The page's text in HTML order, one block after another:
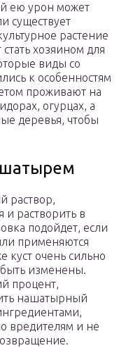
ею урон может
существует
растение
хозяином для
виды со
к особенностям
проживают на
огурцах, а
деревья, чтобы
раствор,
и растворить в
подойдет, если
применяются
куст очень сильно
изменены.
процент,
нашатырный
вредителям и не